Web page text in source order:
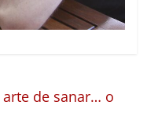
de sanar… o